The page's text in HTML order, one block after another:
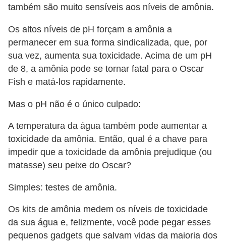
também são muito sensíveis aos níveis de amônia.
Os altos níveis de pH forçam a amônia a
permanecer em sua forma sindicalizada, que, por
sua vez, aumenta sua toxicidade. Acima de um pH
de 8, a amônia pode se tornar fatal para o Oscar
Fish e matá-los rapidamente.
Mas o pH não é o único culpado:
A temperatura da água também pode aumentar a
toxicidade da amônia. Então, qual é a chave para
impedir que a toxicidade da amônia prejudique (ou
matasse) seu peixe do Oscar?
Simples: testes de amônia.
Os kits de amônia medem os níveis de toxicidade
da sua água e, felizmente, você pode pegar esses
pequenos gadgets que salvam vidas da maioria dos